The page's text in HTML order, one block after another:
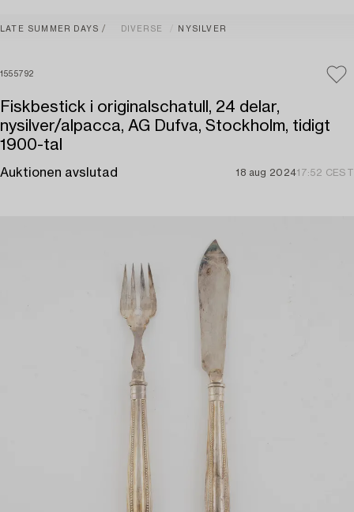
LATE SUMMER DAYS DIVERSE NYSILVER
1555792
Fiskbestick i originalschatull, 24 delar,
nysilver/alpacca, AG Dufva, Stockholm, tidigt
1900-tal
Auktionen avslutad 18 aug 202417:52 CEST